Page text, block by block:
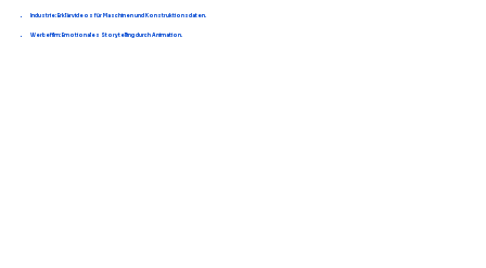
Industrie: Erklärvideos für Maschinen und Konstruktionsdaten.
Werbefilm: Emotionales Storytelling durch Animation.